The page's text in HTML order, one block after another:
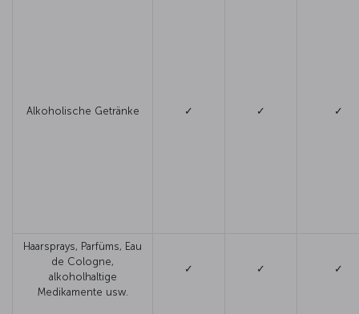
Alkoholische Getränke ✓ ✓ ✓
Haarsprays, Parfüms, Eau
de Cologne,
alkoholhaltige
Medikamente usw.
✓ ✓ ✓